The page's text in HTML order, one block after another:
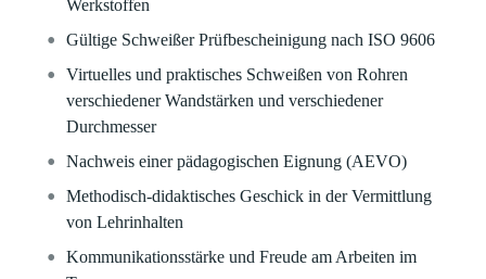
Werkstoffen
Gültige Schweißer Prüfbescheinigung nach ISO 9606
Virtuelles und praktisches Schweißen von Rohren
verschiedener Wandstärken und verschiedener
Durchmesser
Nachweis einer pädagogischen Eignung (AEVO)
Methodisch-didaktisches Geschick in der Vermittlung
von Lehrinhalten
Kommunikationsstärke und Freude am Arbeiten im